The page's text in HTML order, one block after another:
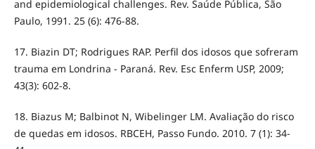
and epidemiological challenges. Rev. Saúde Pública, São
Paulo, 1991. 25 (6): 476-88.
17. Biazin DT; Rodrigues RAP. Perfil dos idosos que sofreram
trauma em Londrina - Paraná. Rev. Esc Enferm USP, 2009;
43(3): 602-8.
18. Biazus M; Balbinot N, Wibelinger LM. Avaliação do risco
de quedas em idosos. RBCEH, Passo Fundo. 2010. 7 (1): 34-